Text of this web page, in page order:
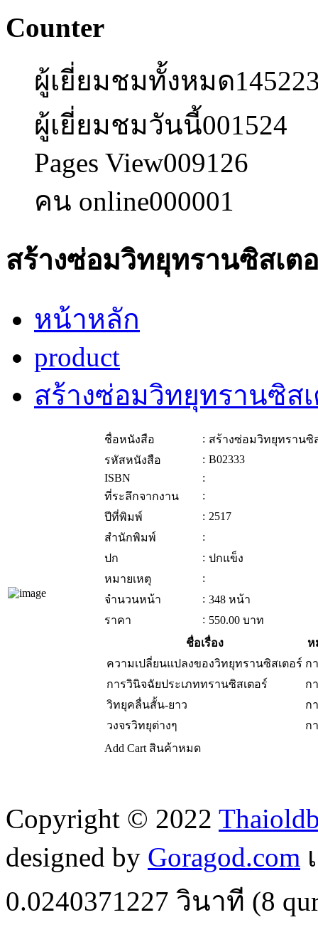
Counter
ผู้เยี่ยมชมทั้งหมด
ผู้เยี่ยมชมวันนี้001524
Pages View009126
คน online000001
สร้างซ่อมวิทยุทรานซิสเต
หน้าหลัก
product
สร้างซ่อมวิทยุทรานซิส
ชื่อหนังสือ : สร้างซ่อมวิทยุทรานซิ
รหัสหนังสือ
: B02333
ISBN
:
ที่ระลึกจากงาน
:
ปีที่พิมพ์
: 2517
สำนักพิมพ์
:
ปก
: ปกแข็ง
หมายเหตุ
:
จำนวนหน้า
: 348 หน้า
ราคา
: 550.00 บาท
ชื่อเรื่อง
ห
ความเปลี่ยนแปลงของวิทยุทรานซิสเตอร์ ก
การวินิจฉัยประเภททรานซิสเตอร์
ก
วิทยุคลื่นสั้น-ยาว
ก
วงจรวิทยุต่างๆ
ก
Add Cart สินค้าหมด
Copyright © 2022
designed by Goragod.com
0.0240371227 วินาที (8